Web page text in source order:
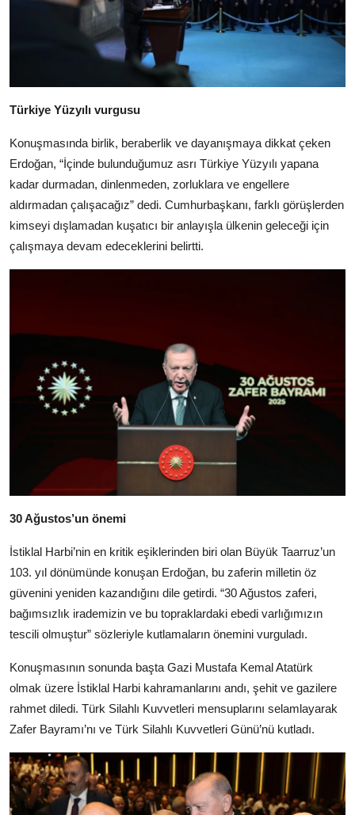
Türkiye Yüzyılı vurgusu
Konuşmasında birlik, beraberlik ve dayanışmaya dikkat çeken
Erdoğan, “İçinde bulunduğumuz asrı Türkiye Yüzyılı yapana
kadar durmadan, dinlenmeden, zorluklara ve engellere
aldırmadan çalışacağız” dedi. Cumhurbaşkanı, farklı görüşlerden
kimseyi dışlamadan kuşatıcı bir anlayışla ülkenin geleceği için
çalışmaya devam edeceklerini belirtti.
30 Ağustos’un önemi
İstiklal Harbi’nin en kritik eşiklerinden biri olan Büyük Taarruz’un
103. yıl dönümünde konuşan Erdoğan, bu zaferin milletin öz
güvenini yeniden kazandığını dile getirdi. “30 Ağustos zaferi,
bağımsızlık irademizin ve bu topraklardaki ebedi varlığımızın
tescili olmuştur” sözleriyle kutlamaların önemini vurguladı.
Konuşmasının sonunda başta Gazi Mustafa Kemal Atatürk
olmak üzere İstiklal Harbi kahramanlarını andı, şehit ve gazilere
rahmet diledi. Türk Silahlı Kuvvetleri mensuplarını selamlayarak
Zafer Bayramı’nı ve Türk Silahlı Kuvvetleri Günü’nü kutladı.